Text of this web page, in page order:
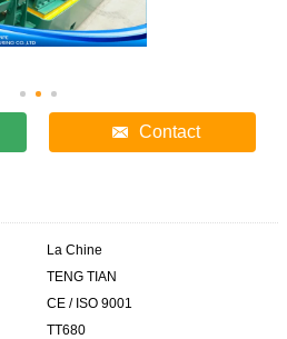
Contact
La Chine
TENG TIAN
CE / ISO 9001
TT680